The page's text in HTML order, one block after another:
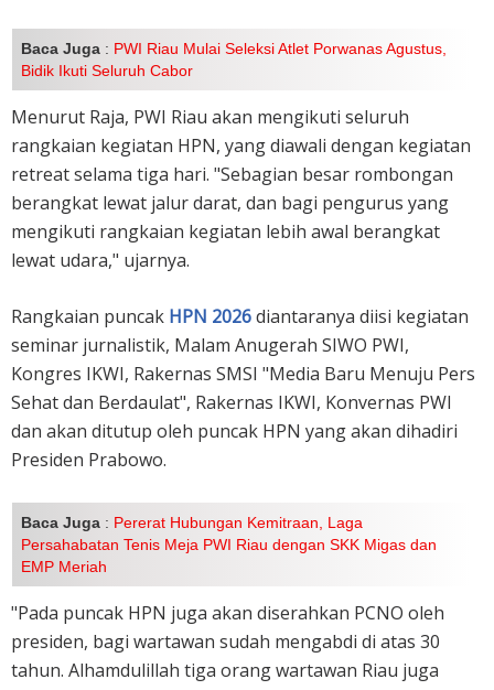
Baca Juga : PWI Riau Mulai Seleksi Atlet Porwanas Agustus,
Bidik Ikuti Seluruh Cabor
Menurut Raja, PWI Riau akan mengikuti seluruh
rangkaian kegiatan HPN, yang diawali dengan kegiatan
retreat selama tiga hari. "Sebagian besar rombongan
berangkat lewat jalur darat, dan bagi pengurus yang
mengikuti rangkaian kegiatan lebih awal berangkat
lewat udara," ujarnya.
Rangkaian puncak HPN 2026diantaranya diisi kegiatan
seminar jurnalistik, Malam Anugerah SIWO PWI,
Kongres IKWI, Rakernas SMSI "Media Baru Menuju Pers
Sehat dan Berdaulat", Rakernas IKWI, Konvernas PWI
dan akan ditutup oleh puncak HPN yang akan dihadiri
Presiden Prabowo.
Baca Juga : Pererat Hubungan Kemitraan, Laga
Persahabatan Tenis Meja PWI Riau dengan SKK Migas dan
EMP Meriah
"Pada puncak HPN juga akan diserahkan PCNO oleh
presiden, bagi wartawan sudah mengabdi di atas 30
tahun. Alhamdulillah tiga orang wartawan Riau juga